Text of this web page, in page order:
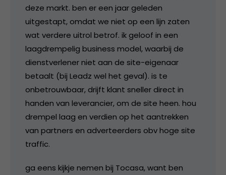
deze markt. ben er een jaar geleden
uitgestapt, omdat we niet op een lijn zaten
wat verdere uitrol betrof. ik geloof in een
laagdrempelig business model, waarbij de
dienstverlener niet aan de site-eigenaar
betaalt (bij Leadz wel het geval). is te
onbetrouwbaar, drijft klant sneller direct in
handen van leverancier, om de site heen. hou
drempel laag en verdien op het aantrekken
van partners en adverteerders obv hoge site
traffic.
ga eens kijkje nemen bij Tocasa, want ben